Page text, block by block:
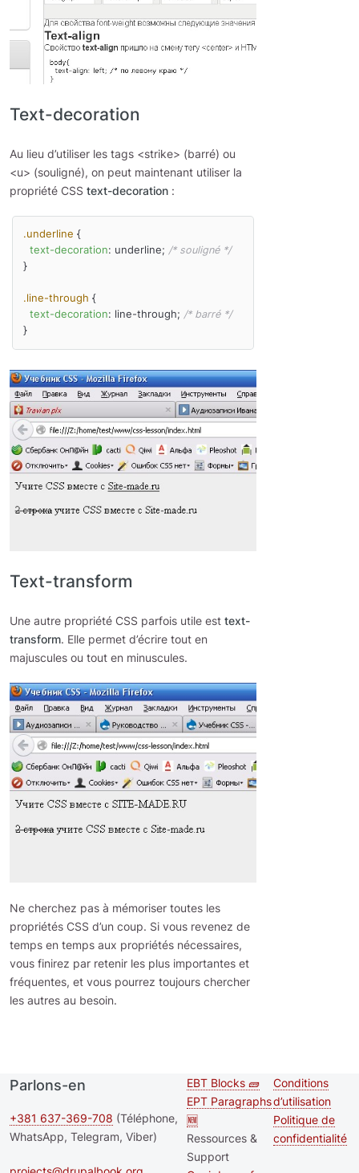
Text-decoration
Au lieu d’utiliser les tags <strike> (barré) ou
<u> (souligné), on peut maintenant utiliser la
propriété CSS text-decoration :
.underline {
text-decoration: underline; /* souligné */
}
.line-through {
text-decoration: line-through; /* barré */
}
Text-transform
Une autre propriété CSS parfois utile est text-
transform. Elle permet d’écrire tout en
majuscules ou tout en minuscules.
Ne cherchez pas à mémoriser toutes les
propriétés CSS d’un coup. Si vous revenez de
temps en temps aux propriétés nécessaires,
vous finirez par retenir les plus importantes et
fréquentes, et vous pourrez toujours chercher
les autres au besoin.
Parlons-en
+381 637-369-708 (Téléphone,
WhatsApp, Telegram, Viber)
Second
footer
menu
EBT Blocks 🧱
EPT Paragraphs
🆕
Ressources &
Support
Footer
Conditions
d’utilisation
Politique de
confidentialité